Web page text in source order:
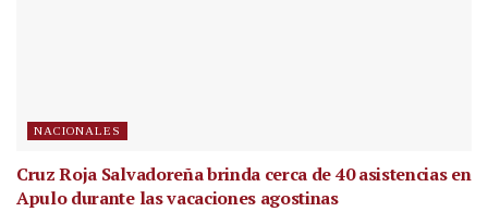
NACIONALES
Cruz Roja Salvadoreña brinda cerca de 40 asistencias en
Apulo durante las vacaciones agostinas